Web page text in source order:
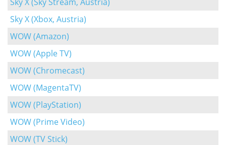
Sky X (Xbox, Austria)
WOW (Amazon)
WOW (Apple TV)
WOW (Chromecast)
WOW (MagentaTV)
WOW (PlayStation)
WOW (Prime Video)
WOW (TV Stick)